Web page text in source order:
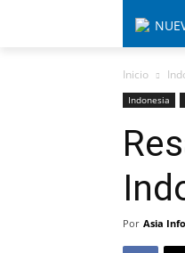
Inicio
Indonesia
Por Asia